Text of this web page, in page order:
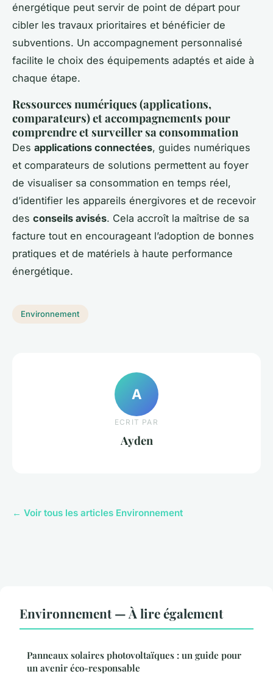
énergétique peut servir de point de départ pour
cibler les travaux prioritaires et bénéficier de
subventions. Un accompagnement personnalisé
facilite le choix des équipements adaptés et aide à
chaque étape.
Ressources numériques (applications,
comparateurs) et accompagnements pour
comprendre et surveiller sa consommation
Des applications connectées, guides numériques
et comparateurs de solutions permettent au foyer
de visualiser sa consommation en temps réel,
d’identifier les appareils énergivores et de recevoir
des conseils avisés. Cela accroît la maîtrise de sa
facture tout en encourageant l’adoption de bonnes
pratiques et de matériels à haute performance
énergétique.
Environnement
A
ECRIT PAR
Ayden
← Voir tous les articles Environnement
Environnement — À lire également
Panneaux solaires photovoltaïques : un guide pour
un avenir éco-responsable